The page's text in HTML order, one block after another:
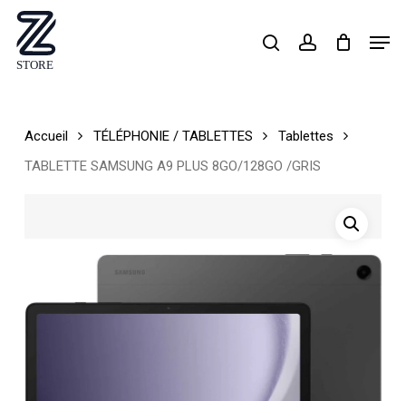
Skip
main
searchaccount
Accueil TÉLÉPHONIE / TABLETTES
Tablettes
TABLETTE SAMSUNG A9 PLUS 8GO/128GO /GRIS